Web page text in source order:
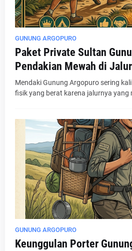
GUNUNG ARGOPURO
Paket Private Sultan
Pendakian Mewah di
Mendaki Gunung Argopuro sering
fisik yang berat karena jalurnya yang
GUNUNG ARGOPURO
Keunggulan Porter